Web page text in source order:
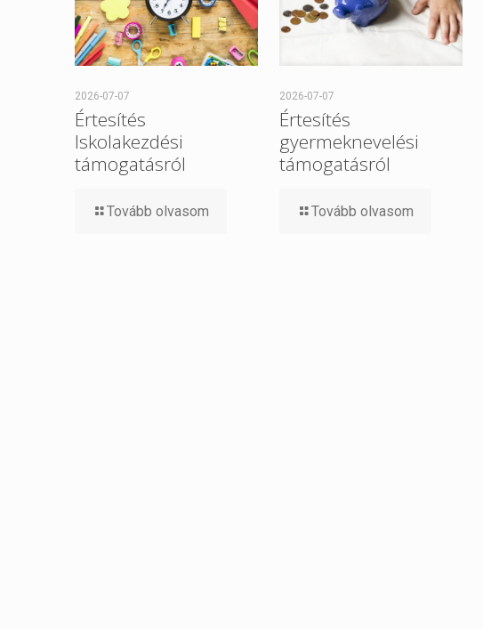
2026-07-07
Értesítés
Iskolakezdési
támogatásról
Tovább olvasom
2026-07-07
Értesítés
gyermeknevelési
támogatásról
Tovább olvasom